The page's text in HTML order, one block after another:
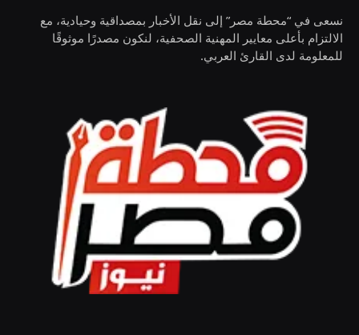
نسعى في “محطة مصر” إلى نقل الأخبار بمصداقية وحيادية، مع
الالتزام بأعلى معايير المهنية الصحفية، لنكون مصدرًا موثوقًا
للمعلومة لدى القارئ العربي.